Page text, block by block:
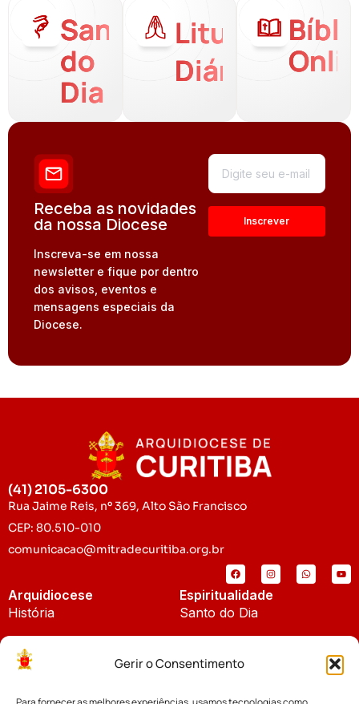
Gerir o Consentimento
Santo
do
Dia
Liturgia
Diária
Receba as novidades
da nossa Diocese
Inscreva-se em nossa
newsletter e fique por dentro
dos avisos, eventos e
mensagens especiais da
Diocese.
(41) 2105-6300
Rua Jaime Reis, nº 369, Alto São Francisco
CEP: 80.510-010
comunicacao@mitradecuritiba.org.br
Arquidiocese
História
Padroeira
Espiritualidade
Santo do Dia